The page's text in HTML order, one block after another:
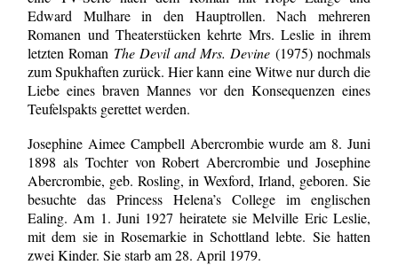
Edward Mulhare in den Hauptrollen. Nach mehreren
Romanen und Theaterstücken kehrte Mrs. Leslie in ihrem
letzten Roman The Devil and Mrs. Devine (1975) nochmals
zum Spukhaften zurück. Hier kann eine Witwe nur durch die
Liebe eines braven Mannes vor den Konsequenzen eines
Teufelspakts gerettet werden.
Josephine Aimee Campbell Abercrombie wurde am 8. Juni
1898 als Tochter von Robert Abercrombie und Josephine
Abercrombie, geb. Rosling, in Wexford, Irland, geboren. Sie
besuchte das Princess Helena’s College im englischen
Ealing. Am 1. Juni 1927 heiratete sie Melville Eric Leslie,
mit dem sie in Rosemarkie in Schottland lebte. Sie hatten
zwei Kinder. Sie starb am 28. April 1979.